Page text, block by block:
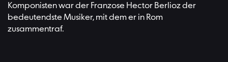
Komponisten war der Franzose Hector Berlioz der
bedeutendste Musiker, mit dem er in Rom
zusammentraf.